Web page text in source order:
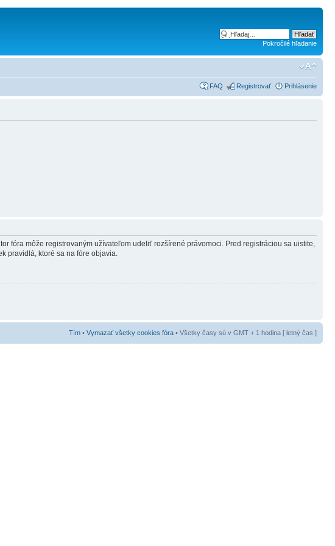
Pokročilé hľadanie
FAQ Registrovať Prihlásenie
fóra môže registrovaným užívateľom udeliť rozšírené právomoci. Pred registráciou sa uistite,
pravidlá, ktoré sa na fóre objavia.
Tím • Vymazať všetky cookies fóra • Všetky časy sú v GMT + 1 hodina [ letný čas ]